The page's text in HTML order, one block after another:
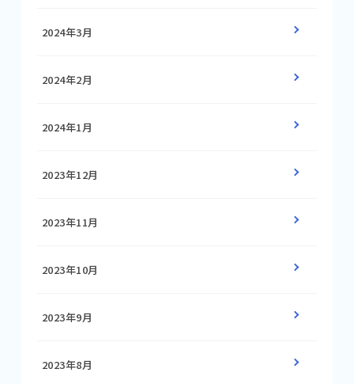
2024年3月
2024年2月
2024年1月
2023年12月
2023年11月
2023年10月
2023年9月
2023年8月